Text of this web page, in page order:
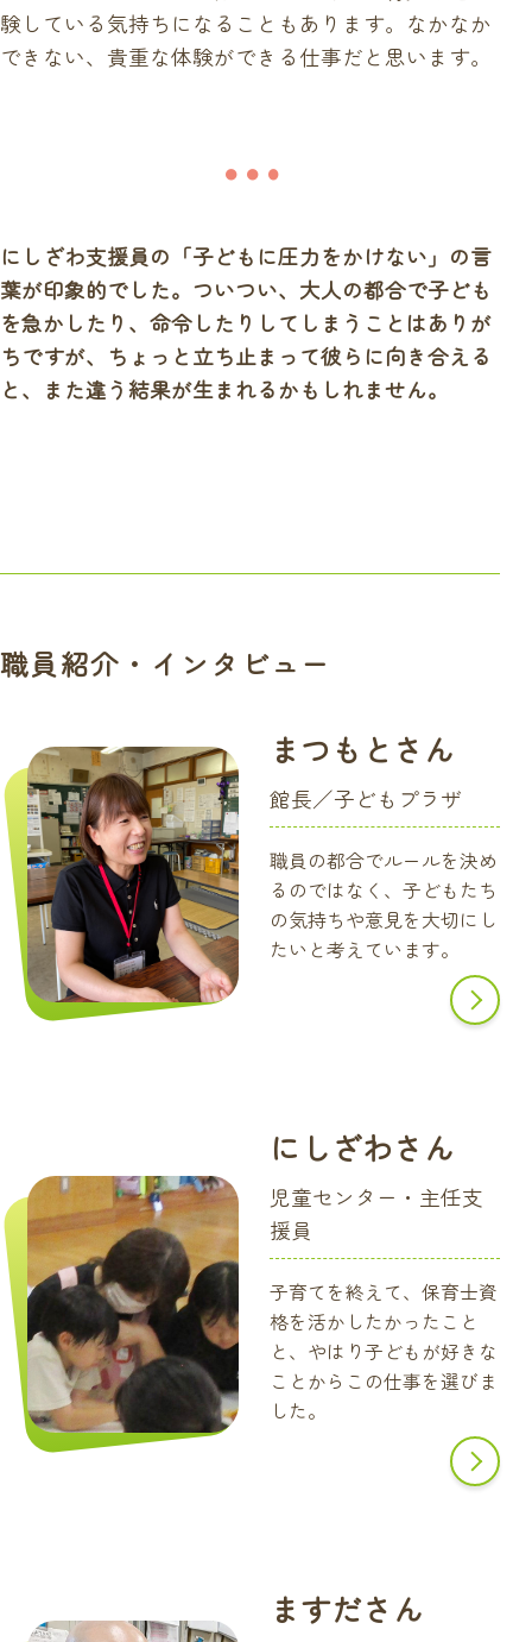
験している気持ちになることもあります。なかなか
できない、貴重な体験ができる仕事だと思います。
にしざわ支援員の「子どもに圧力をかけない」の言
葉が印象的でした。ついつい、大人の都合で子ども
を急かしたり、命令したりしてしまうことはありが
ちですが、ちょっと立ち止まって彼らに向き合える
と、また違う結果が生まれるかもしれません。
職員紹介・インタビュー
まつもとさん
館長／子どもプラザ
職員の都合でルールを決め
るのではなく、子どもたち
の気持ちや意見を大切にし
たいと考えています。
にしざわさん
児童センター・主任支
援員
子育てを終えて、保育士資
格を活かしたかったこと
と、やはり子どもが好きな
ことからこの仕事を選びま
した。
ますださん